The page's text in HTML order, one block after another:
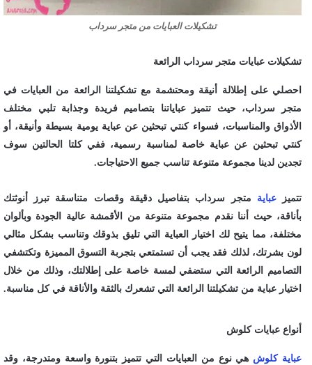
تشكيلات العبايات من متجر سرداب
تشكيلات عبايات متجر سرداب الرائعة
احصلي على إطلالة أنيقة ومحتشمة مع تشكيلتنا الرائعة من العبايات في
متجر سرداب، حيث تتميز عباياتنا بتصاميم فريدة وجذابة تلبي مختلف
الأذواق والمناسبات، فسواء كنتي تبحثين عن عباية يومية بسيطة وأنيقة، أو
كنتي تبحثين عن عباية خاصة لمناسبة رسمية، ففي كلتا الحالتين سوف
تجدين لدينا مجموعة متنوعة تناسب جميع الاحتياجات.
تتميزعباية متجر سرداب بتفاصيل دقيقة وقصات متناسقة تبرز أنوثتك
بأناقة، حيث أننا نقدم مجموعة متنوعة من الأقمشة عالية الجودة وبألوان
مختلفة، مما يتيح لك اختيار العباية التي تليق بذوقك وتناسب بشكل مثالي
لون بشرتك، لذلك فقد يجب أن تستمتعي بتجربة التسوق المميزة وتكتشفي
التصاميم الرائعة التي ستضفي لمسة خاصة على إطلالتك، وذلك من خلال
اختيار عباية من تشكيلتنا الرائعة التي تشعرك بالثقة والأناقة في كل مناسبة.
أنواع عبايات كلوش
عباية كلوش هي نوع من العبايات التي تتميز بتنورة واسعة ومتدرجة، وقد